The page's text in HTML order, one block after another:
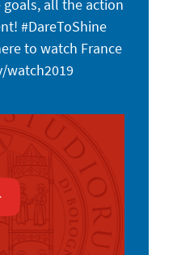
goals, all the action
#DareToShine
to watch France
watch2019